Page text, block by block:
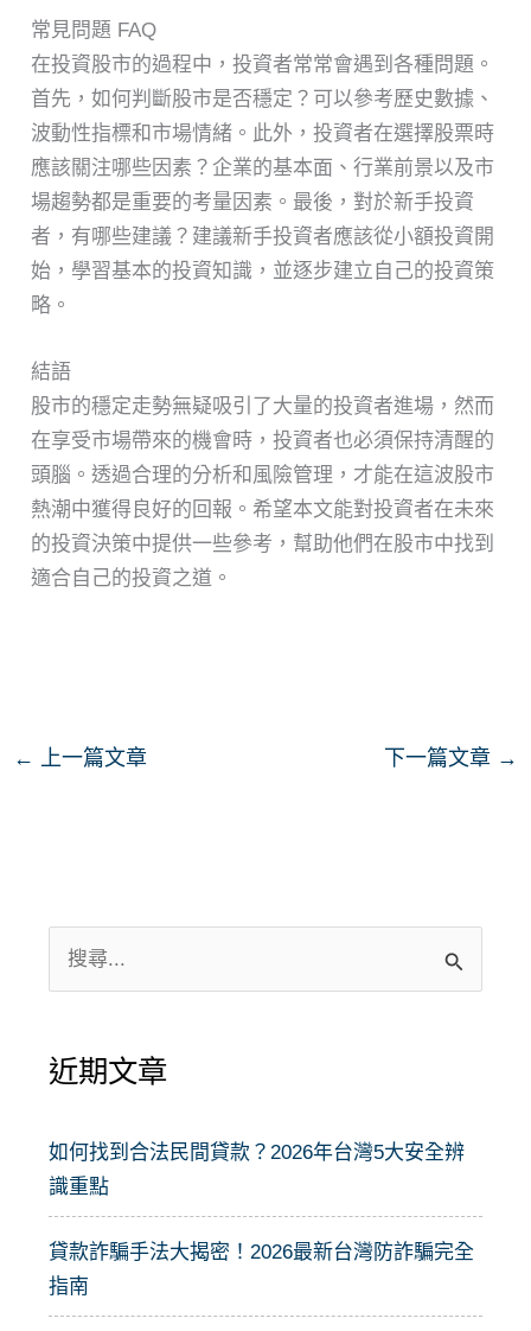
常見問題 FAQ
在投資股市的過程中，投資者常常會遇到各種問題。
首先，如何判斷股市是否穩定？可以參考歷史數據、
波動性指標和市場情緒。此外，投資者在選擇股票時
應該關注哪些因素？企業的基本面、行業前景以及市
場趨勢都是重要的考量因素。最後，對於新手投資
者，有哪些建議？建議新手投資者應該從小額投資開
始，學習基本的投資知識，並逐步建立自己的投資策
略。
結語
股市的穩定走勢無疑吸引了大量的投資者進場，然而
在享受市場帶來的機會時，投資者也必須保持清醒的
頭腦。透過合理的分析和風險管理，才能在這波股市
熱潮中獲得良好的回報。希望本文能對投資者在未來
的投資決策中提供一些參考，幫助他們在股市中找到
適合自己的投資之道。
← 上一篇文章 下一篇文章 →
尋
鍵
:
近期文章
如何找到合法民間貸款？2026年台灣5大安全辨
識重點
貸款詐騙手法大揭密！2026最新台灣防詐騙完全
指南